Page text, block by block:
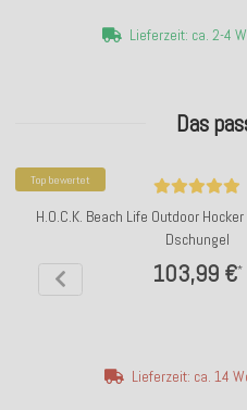
Lieferzeit: ca. 2-4
Das
Top bewertet
H.O.C.K. Beach Life Outdoor
Dschungel
103,99 €*
Lieferzeit: ca. 14